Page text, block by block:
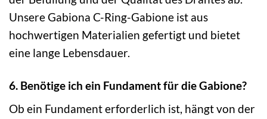
Unsere Gabiona C-Ring-Gabione ist aus
hochwertigen Materialien gefertigt und bietet
eine lange Lebensdauer.
6. Benötige ich ein Fundament für die Gabione?
Ob ein Fundament erforderlich ist, hängt von der